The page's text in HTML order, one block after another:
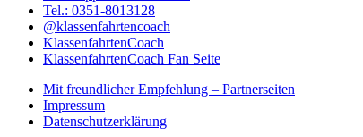
Tel.: 0351-8013128
@klassenfahrtencoach
KlassenfahrtenCoach
KlassenfahrtenCoach Fan Seite
Mit freundlicher Empfehlung – Partnerseiten
Impressum
Datenschutzerklärung